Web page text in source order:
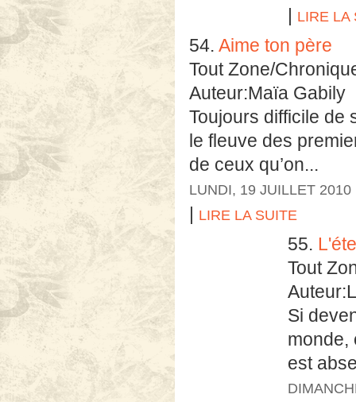
| LIRE LA
54. Aime ton père
Tout Zone/
Auteur:Maïa Gabily
Toujours difficile de
le fleuve des
de ceux qu’on...
LUNDI, 19 JUILLET 2010
| LIRE LA SUITE
55.
Tout
Si
monde,
est